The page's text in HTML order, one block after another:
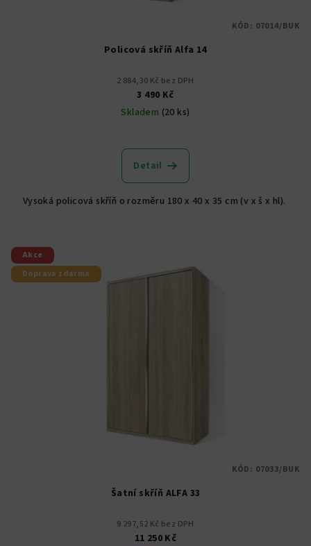
Policová skříň Alfa 14
2 884,30 Kč bez DPH
3 490 Kč
Skladem (20 ks)
hodnocení
produktu
z
Detail
Vysoká policová skříň o rozměru 180 x 40 x 35 cm (v x š x hl).
KÓD: 07014/BUK
Akce
Doprava zdarma
Šatní skříň ALFA 33
9 297,52 Kč bez DPH
11 250 Kč
KÓD: 07033/BUK